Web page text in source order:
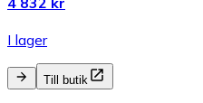
I lager
Till butik